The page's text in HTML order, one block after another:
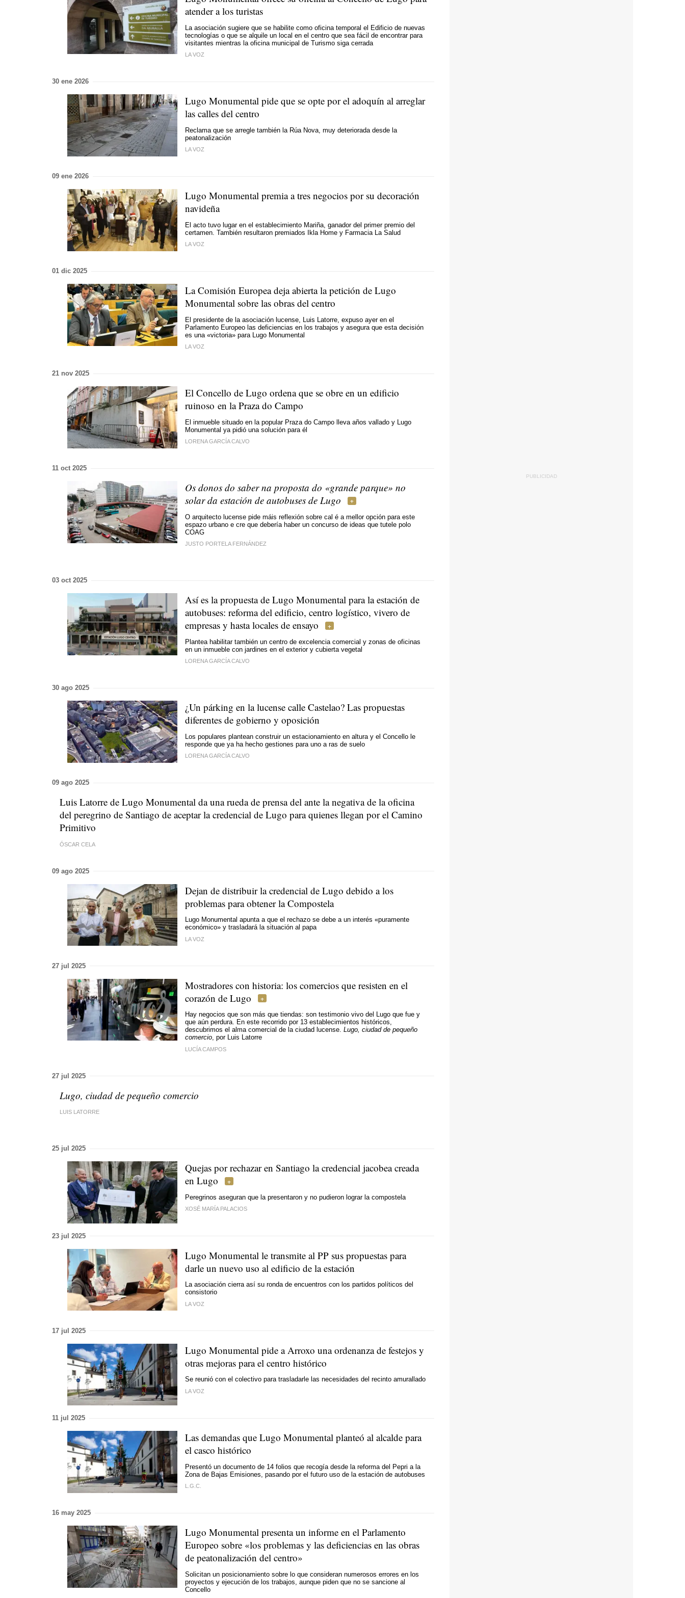
atender a los turistas
La asociación sugiere que se habilite como oficina temporal el Edificio de nuevas
tecnologías o que se alquile un local en el centro que sea fácil de encontrar para
visitantes mientras la oficina municipal de Turismo siga cerrada
LA VOZ
30 ene 2026
Lugo Monumental pide que se opte por el adoquín al arreglar
las calles del centro
Reclama que se arregle también la Rúa Nova, muy deteriorada desde la
peatonalización
LA VOZ
09 ene 2026
Lugo Monumental premia a tres negocios por su decoración
navideña
El acto tuvo lugar en el establecimiento Mariña, ganador del primer premio del
certamen. También resultaron premiados Ikla Home y Farmacia La Salud
LA VOZ
01 dic 2025
La Comisión Europea deja abierta la petición de Lugo
Monumental sobre las obras del centro
El presidente de la asociación lucense, Luis Latorre, expuso ayer en el
Parlamento Europeo las deficiencias en los trabajos y asegura que esta decisión
es una «victoria» para Lugo Monumental
LA VOZ
21 nov 2025
El Concello de Lugo ordena que se obre en un edificio
ruinoso en la Praza do Campo
El inmueble situado en la popular Praza do Campo lleva años vallado y Lugo
Monumental ya pidió una solución para él
LORENA GARCÍA CALVO
11 oct 2025
Os donos do saber na proposta do «grande parque» no
solar da estación de autobuses de Lugo
O arquitecto lucense pide máis reflexión sobre cal é a mellor opción para este
espazo urbano e cre que debería haber un concurso de ideas que tutele polo
COAG
JUSTO PORTELA FERNÁNDEZ
03 oct 2025
Así es la propuesta de Lugo Monumental para la estación de
autobuses: reforma del edificio, centro logístico, vivero de
empresas y hasta locales de ensayo
Plantea habilitar también un centro de excelencia comercial y zonas de oficinas
en un inmueble con jardines en el exterior y cubierta vegetal
LORENA GARCÍA CALVO
30 ago 2025
¿Un párking en la lucense calle Castelao? Las propuestas
diferentes de gobierno y oposición
Los populares plantean construir un estacionamiento en altura y el Concello le
responde que ya ha hecho gestiones para uno a ras de suelo
LORENA GARCÍA CALVO
09 ago 2025
Luis Latorre de Lugo Monumental da una rueda de prensa del ante la negativa de la oficina
del peregrino de Santiago de aceptar la credencial de Lugo para quienes llegan por el Camino
Primitivo
ÓSCAR CELA
09 ago 2025
Dejan de distribuir la credencial de Lugo debido a los
problemas para obtener la Compostela
Lugo Monumental apunta a que el rechazo se debe a un interés «puramente
económico» y trasladará la situación al papa
LA VOZ
27 jul 2025
Mostradores con historia: los comercios que resisten en el
corazón de Lugo
Hay negocios que son más que tiendas: son testimonio vivo del Lugo que fue y
que aún perdura. En este recorrido por 13 establecimientos históricos,
descubrimos el alma comercial de la ciudad lucense. Lugo, ciudad de pequeño
comercio, por Luis Latorre
LUCÍA CAMPOS
27 jul 2025
Lugo, ciudad de pequeño comercio
LUIS LATORRE
25 jul 2025
Quejas por rechazar en Santiago la credencial jacobea creada
en Lugo
Peregrinos aseguran que la presentaron y no pudieron lograr la compostela
XOSÉ MARÍA PALACIOS
23 jul 2025
Lugo Monumental le transmite al PP sus propuestas para
darle un nuevo uso al edificio de la estación
La asociación cierra así su ronda de encuentros con los partidos políticos del
consistorio
LA VOZ
17 jul 2025
Lugo Monumental pide a Arroxo una ordenanza de festejos y
otras mejoras para el centro histórico
Se reunió con el colectivo para trasladarle las necesidades del recinto amurallado
LA VOZ
11 jul 2025
Las demandas que Lugo Monumental planteó al alcalde para
el casco histórico
Presentó un documento de 14 folios que recogía desde la reforma del Pepri a la
Zona de Bajas Emisiones, pasando por el futuro uso de la estación de autobuses
L.G.C.
16 may 2025
Lugo Monumental presenta un informe en el Parlamento
Europeo sobre «los problemas y las deficiencias en las obras
de peatonalización del centro»
Solicitan un posicionamiento sobre lo que consideran numerosos errores en los
proyectos y ejecución de los trabajos, aunque piden que no se sancione al
Concello